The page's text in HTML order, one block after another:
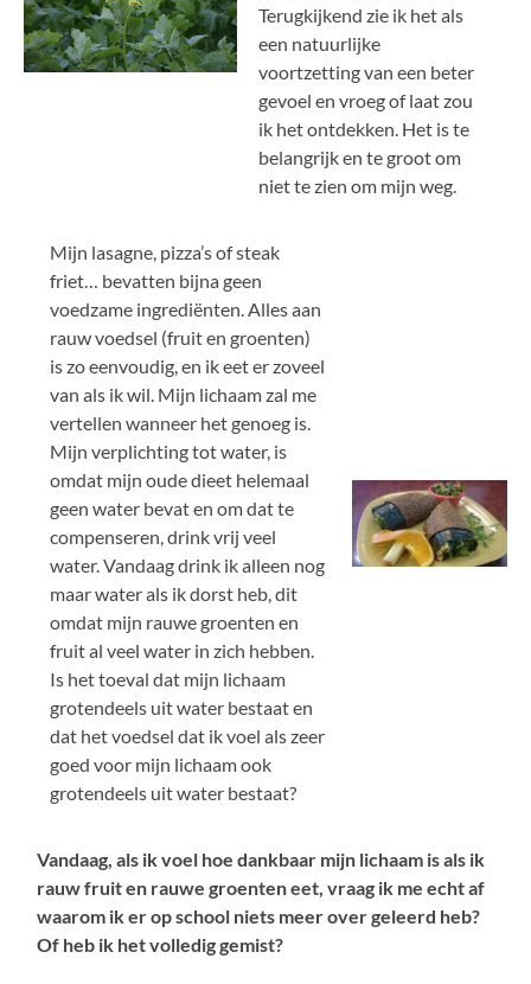
Terugkijkend zie ik het als
een natuurlijke
voortzetting van een beter
gevoel en vroeg of laat zou
ik het ontdekken. Het is te
belangrijk en te groot om
niet te zien om mijn weg.
Mijn lasagne, pizza’s of steak
friet… bevatten bijna geen
voedzame ingrediënten. Alles aan
rauw voedsel (fruit en groenten)
is zo eenvoudig, en ik eet er zoveel
van als ik wil. Mijn lichaam zal me
vertellen wanneer het genoeg is.
Mijn verplichting tot water, is
omdat mijn oude dieet helemaal
geen water bevat en om dat te
compenseren, drink vrij veel
water. Vandaag drink ik alleen nog
maar water als ik dorst heb, dit
omdat mijn rauwe groenten en
fruit al veel water in zich hebben.
Is het toeval dat mijn lichaam
grotendeels uit water bestaat en
dat het voedsel dat ik voel als zeer
goed voor mijn lichaam ook
grotendeels uit water bestaat?
Vandaag, als ik voel hoe dankbaar mijn lichaam is als ik
rauw fruit en rauwe groenten eet, vraag ik me echt af
waarom ik er op school niets meer over geleerd heb?
Of heb ik het volledig gemist?